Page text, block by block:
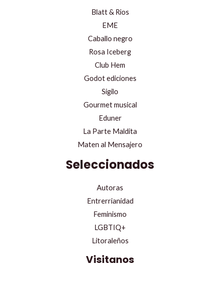
Blatt & Rios
EME
Caballo negro
Rosa Iceberg
Club Hem
Godot ediciones
Sigilo
Gourmet musical
Eduner
La Parte Maldita
Maten al Mensajero
Seleccionados
Autoras
Entrerrianidad
Feminismo
LGBTIQ+
Litoraleños
Visitanos